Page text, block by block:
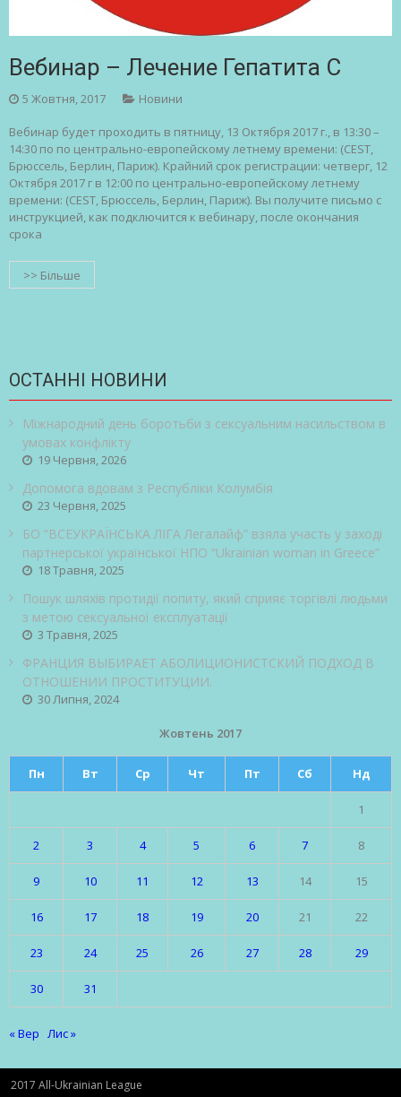
Вебинар – Лечение Гепатита C
5 Жовтня, 2017 Новини
Вебинар будет проходить в пятницу, 13 Октября 2017 г., в 13:30 –
14:30 по по центрально-европейскому летнему времени: (CEST,
Брюссель, Берлин, Париж). Крайний срок регистрации: четверг, 12
Октября 2017 г в 12:00 по центрально-европейскому летнему
времени: (CEST, Брюссель, Берлин, Париж). Вы получите письмо с
инструкцией, как подключится к вебинару, после окончания
срока
>> Більше
ОСТАННІ НОВИНИ
Міжнародний день боротьби з сексуальним насильством в
умовах конфлікту
19 Червня, 2026
Допомога вдовам з Республіки Колумбія
23 Червня, 2025
БО “ВСЕУКРАЇНСЬКА ЛІГА Легалайф” взяла участь у заході
партнерської української НПО “Ukrainian woman in Greece”
18 Травня, 2025
Пошук шляхів протидії попиту, який сприяє торгівлі людьми
з метою сексуальної експлуатації
3 Травня, 2025
ФРАНЦИЯ ВЫБИРАЕТ АБОЛИЦИОНИСТСКИЙ ПОДХОД В
ОТНОШЕНИИ ПРОСТИТУЦИИ.
30 Липня, 2024
Жовтень 2017
Пн Вт Ср Чт Пт Сб Нд
1
2 3 4 5 6 7 8
9 10 11 12 13 14 15
16 17 18 19 20 21 22
23 24 25 26 27 28 29
30 31
« Вер Лис »
2017 All-Ukrainian League